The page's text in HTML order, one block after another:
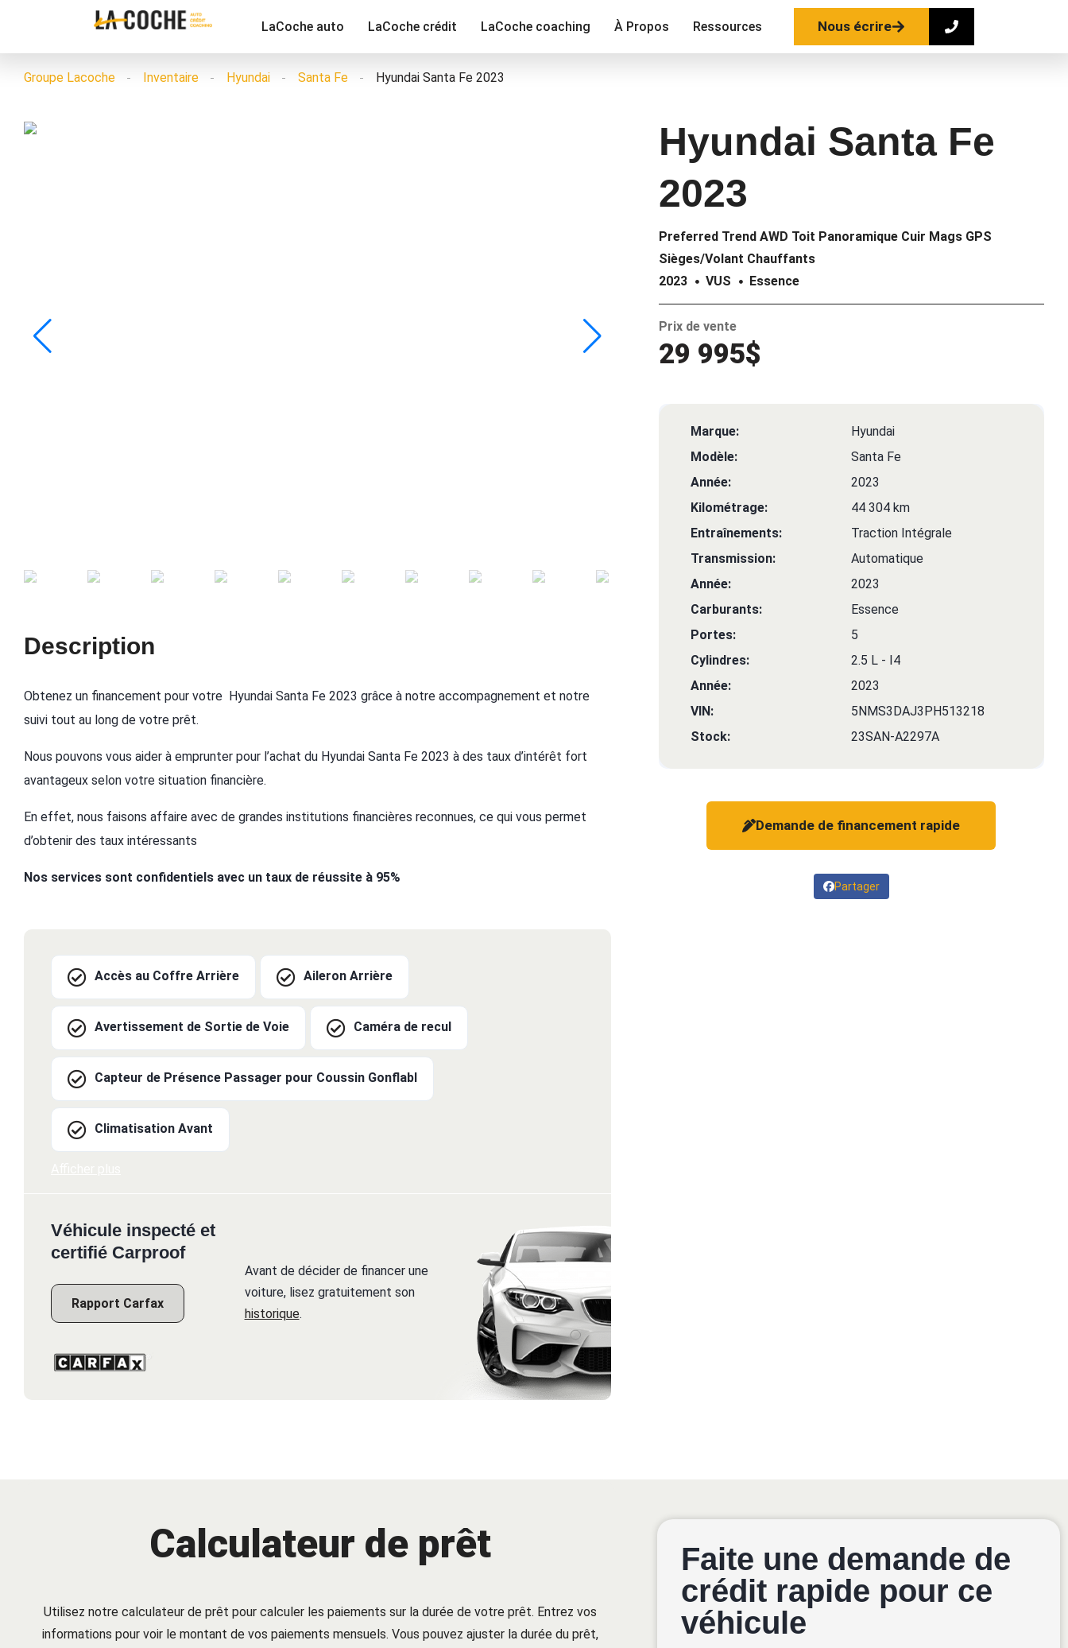
Nous écrire
LaCoche auto LaCoche crédit LaCoche coaching À Propos Ressources
Groupe Lacoche Inventaire Hyundai Santa Fe Hyundai Santa Fe 2023
Description
Obtenez un financement pour votre Hyundai Santa Fe 2023 grâce à notre accompagnement et notre
suivi tout au long de votre prêt.
Nous pouvons vous aider à emprunter pour l’achat du Hyundai Santa Fe 2023 à des taux d’intérêt fort
avantageux selon votre situation financière.
En effet, nous faisons affaire avec de grandes institutions financières reconnues, ce qui vous permet
d’obtenir des taux intéressants
Nos services sont confidentiels avec un taux de réussite à 95%
Accès au Coffre Arrière Aileron Arrière
Avertissement de Sortie de Voie Caméra de recul
Capteur de Présence Passager pour Coussin Gonflabl
Climatisation Avant
Véhicule inspecté et
certifié Carproof
Rapport Carfax
Avant de décider de financer une
voiture, lisez gratuitement son
historique.
Hyundai Santa Fe
2023
Preferred Trend AWD Toit Panoramique Cuir Mags GPS
Sièges/Volant Chauffants
2023
VUS Essence
Prix de vente
29 995$
Marque:
Hyundai
Modèle:
Santa Fe
Année:
2023
Kilométrage:
44 304 km
Entraînements:
Traction Intégrale
Transmission:
Automatique
Année:
2023
Carburants:
Essence
Portes:
5
Cylindres:
2.5 L - I4
Année:
2023
VIN:
5NMS3DAJ3PH513218
Stock:
23SAN-A2297A
Demande de financement rapide
Partager
Calculateur de prêt
Utilisez notre calculateur de prêt pour calculer les paiements sur la durée de votre prêt. Entrez vos
informations pour voir le montant de vos paiements mensuels. Vous pouvez ajuster la durée du prêt,
Faite une demande de
crédit rapide pour ce
véhicule